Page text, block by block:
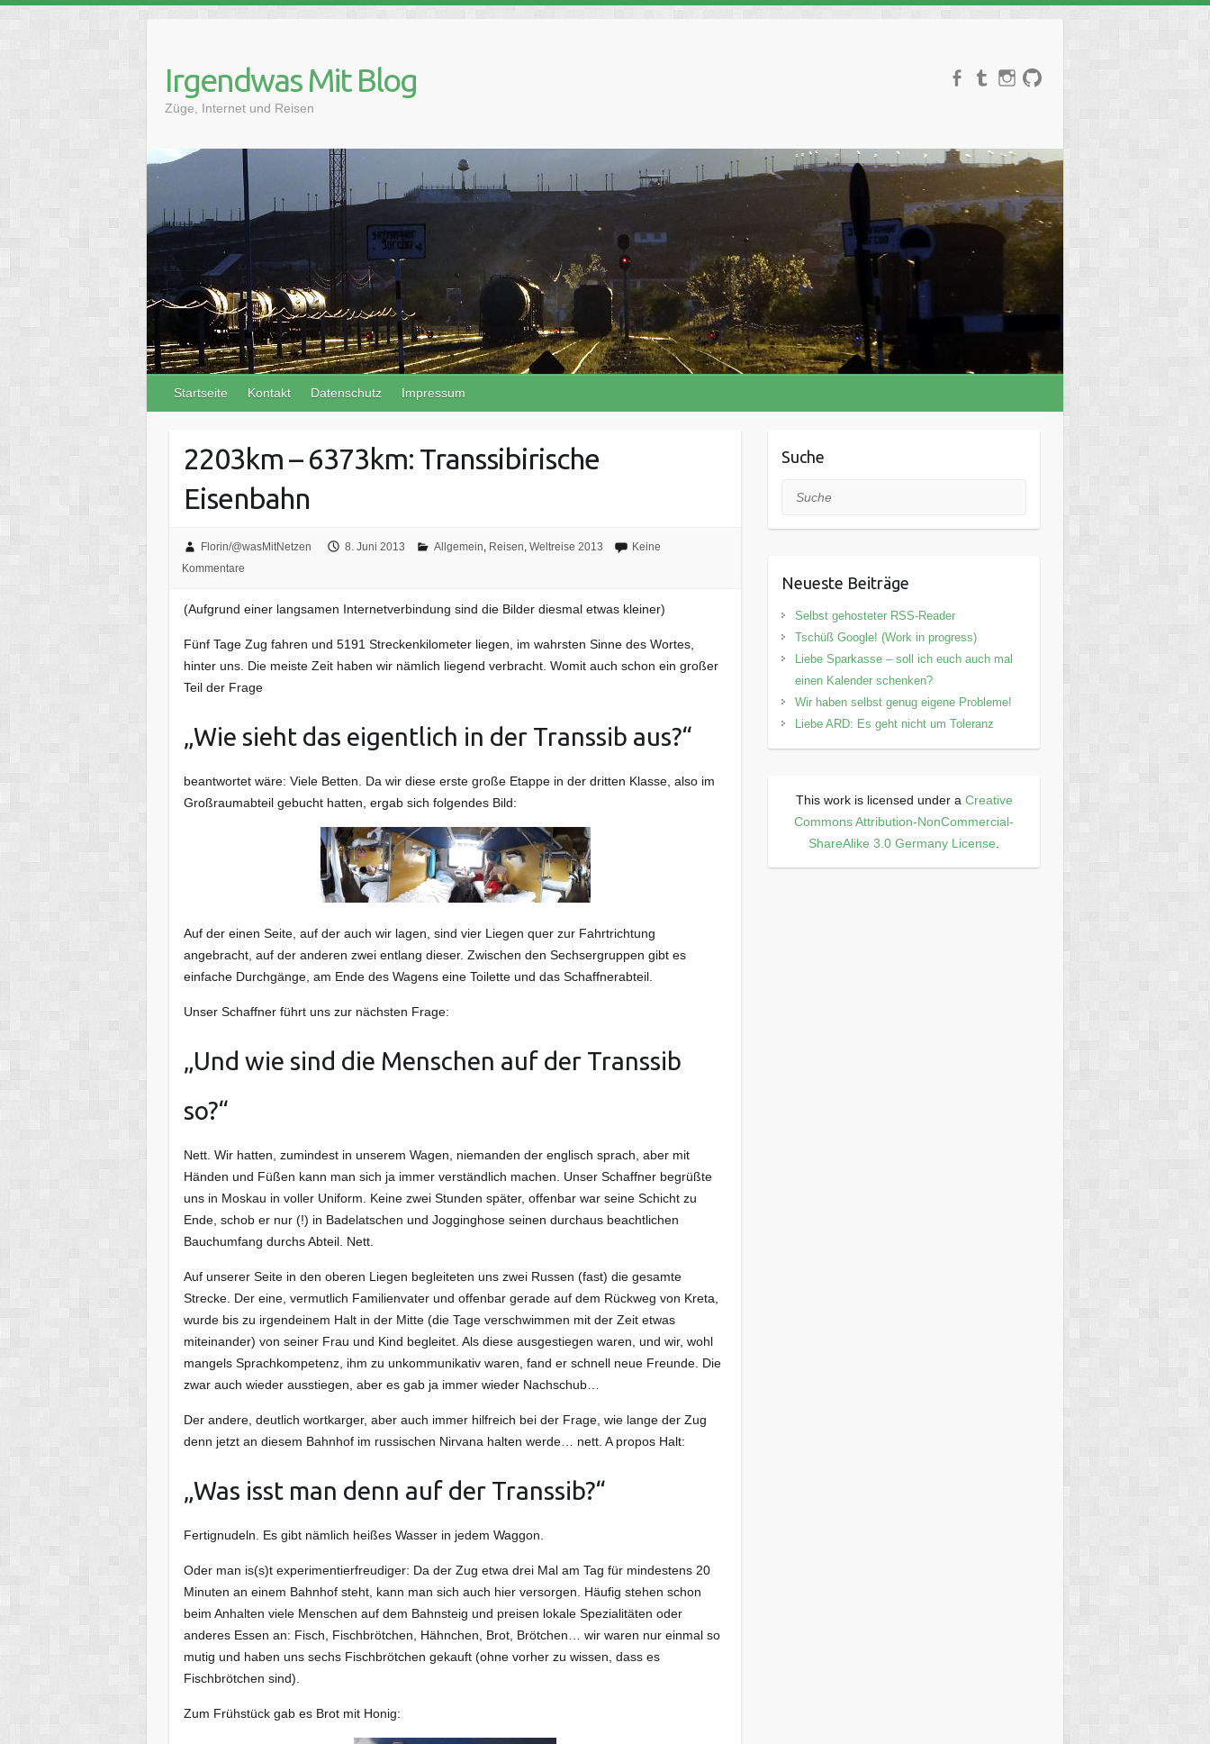
content
Irgendwas Mit Blog
Züge, Internet und Reisen
Startseite Kontakt Datenschutz Impressum
2203km – 6373km: Transsibirische
Eisenbahn
Florin/@wasMitNetzen 8. Juni 2013 Allgemein, Reisen, Weltreise 2013
Keine
Kommentare
(Aufgrund einer langsamen Internetverbindung sind die Bilder diesmal etwas kleiner)
Fünf Tage Zug fahren und 5191 Streckenkilometer liegen, im wahrsten Sinne des Wortes,
hinter uns. Die meiste Zeit haben wir nämlich liegend verbracht. Womit auch schon ein großer
Teil der Frage
„Wie sieht das eigentlich in der Transsib aus?“
beantwortet wäre: Viele Betten. Da wir diese erste große Etappe in der dritten Klasse, also im
Großraumabteil gebucht hatten, ergab sich folgendes Bild:
Auf der einen Seite, auf der auch wir lagen, sind vier Liegen quer zur Fahrtrichtung
angebracht, auf der anderen zwei entlang dieser. Zwischen den Sechsergruppen gibt es
einfache Durchgänge, am Ende des Wagens eine Toilette und das Schaffnerabteil.
Unser Schaffner führt uns zur nächsten Frage:
„Und wie sind die Menschen auf der Transsib
so?“
Nett. Wir hatten, zumindest in unserem Wagen, niemanden der englisch sprach, aber mit
Händen und Füßen kann man sich ja immer verständlich machen. Unser Schaffner begrüßte
uns in Moskau in voller Uniform. Keine zwei Stunden später, offenbar war seine Schicht zu
Ende, schob er nur (!) in Badelatschen und Jogginghose seinen durchaus beachtlichen
Bauchumfang durchs Abteil. Nett.
Auf unserer Seite in den oberen Liegen begleiteten uns zwei Russen (fast) die gesamte
Strecke. Der eine, vermutlich Familienvater und offenbar gerade auf dem Rückweg von Kreta,
wurde bis zu irgendeinem Halt in der Mitte (die Tage verschwimmen mit der Zeit etwas
miteinander) von seiner Frau und Kind begleitet. Als diese ausgestiegen waren, und wir, wohl
mangels Sprachkompetenz, ihm zu unkommunikativ waren, fand er schnell neue Freunde. Die
zwar auch wieder ausstiegen, aber es gab ja immer wieder Nachschub…
Der andere, deutlich wortkarger, aber auch immer hilfreich bei der Frage, wie lange der Zug
denn jetzt an diesem Bahnhof im russischen Nirvana halten werde… nett. A propos Halt:
„Was isst man denn auf der Transsib?“
Fertignudeln. Es gibt nämlich heißes Wasser in jedem Waggon.
Oder man is(s)t experimentierfreudiger: Da der Zug etwa drei Mal am Tag für mindestens 20
Minuten an einem Bahnhof steht, kann man sich auch hier versorgen. Häufig stehen schon
beim Anhalten viele Menschen auf dem Bahnsteig und preisen lokale Spezialitäten oder
anderes Essen an: Fisch, Fischbrötchen, Hähnchen, Brot, Brötchen… wir waren nur einmal so
mutig und haben uns sechs Fischbrötchen gekauft (ohne vorher zu wissen, dass es
Fischbrötchen sind).
Zum Frühstück gab es Brot mit Honig:
Suche
Suche
Neueste Beiträge
Selbst gehosteter RSS-Reader
Tschüß Google! (Work in progress)
Liebe Sparkasse – soll ich euch auch mal
einen Kalender schenken?
Wir haben selbst genug eigene Probleme!
Liebe ARD: Es geht nicht um Toleranz
This work is licensed under a Creative
Commons Attribution-NonCommercial-
ShareAlike 3.0 Germany License